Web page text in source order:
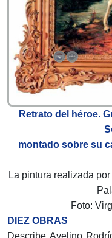
Retrato del héroe.
montado sobre su
La pintura realizada
Foto:
DIEZ OBRAS
Describe Avelino